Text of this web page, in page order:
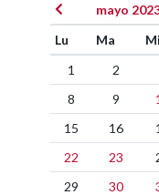
mayo
Lu
Ma Mi
1
2
8
9
15
16
22
23
29
30